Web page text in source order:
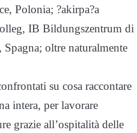
Polonia; ?akirpa?a
IB Bildungszentrum di
oltre naturalmente
su cosa raccontare
intera, per lavorare
grazie all’ospitalità delle